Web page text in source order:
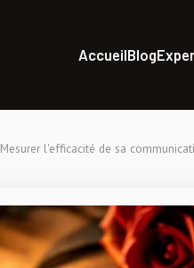
AccueilBlog
Mesurer l'efficacité de sa